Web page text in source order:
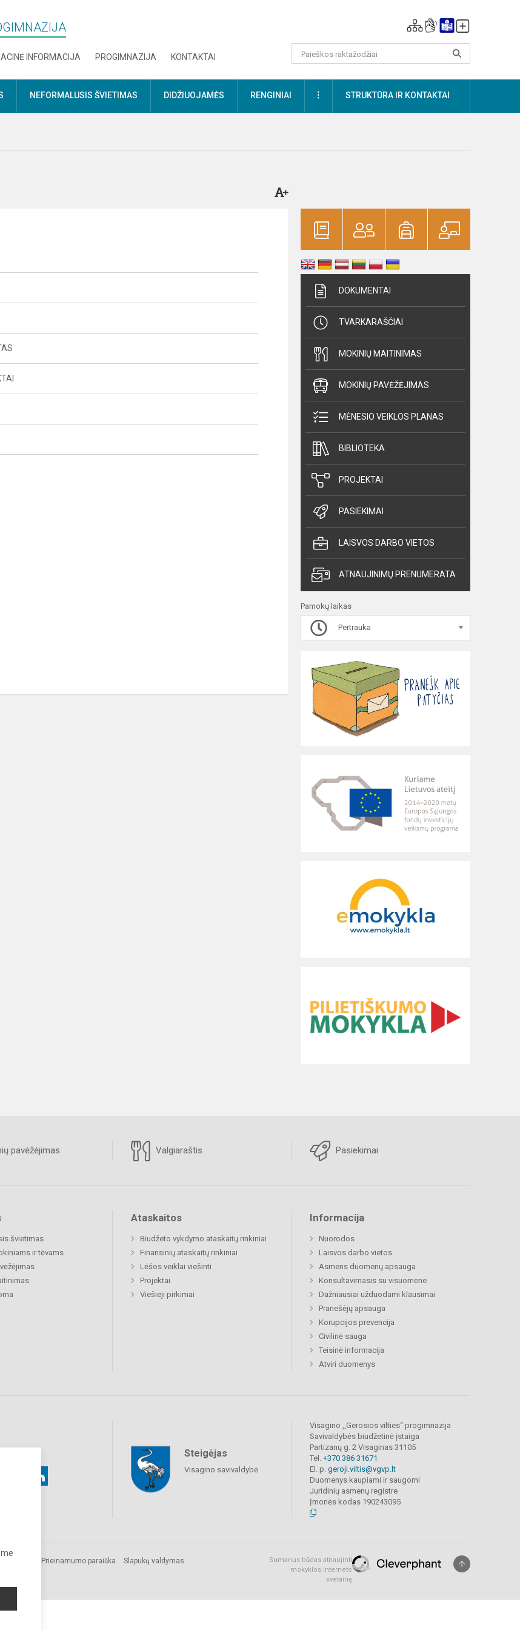
INFORMACIJA PROGIMNAZIJA KONTAKTAI
NEFORMALUSIS ŠVIETIMAS DIDŽIUOJAMĖS RENGINIAI DAUGIAUSTRUKTŪRA IR KONTAKTAI
DOKUMENTAI
TVARKARAŠČIAI
MOKINIŲ MAITINIMAS
MOKINIŲ PAVĖŽĖJIMAS
MĖNESIO VEIKLOS PLANAS
BIBLIOTEKA
PROJEKTAI
PASIEKIMAI
LAISVOS DARBO VIETOS
ATNAUJINIMŲ PRENUMERATA
Pamokų laikas
Pertrauka
pavėžėjimas Valgiaraštis Pasiekimai
švietimas
ir tėvams
Ataskaitos
Biudžeto vykdymo ataskaitų rinkiniai
Finansinių ataskaitų rinkiniai
Lėšos veiklai viešinti
Projektai
Viešieji pirkimai
Informacija
Nuorodos
Laisvos darbo vietos
Asmens duomenų apsauga
Konsultavimasis su visuomene
Dažniausiai užduodami klausimai
Pranešėjų apsauga
Korupcijos prevencija
Civilinė sauga
Teisinė informacija
Atviri duomenys
Steigėjas
Visagino savivaldybė
Visagino ,,Gerosios vilties“ progimnazija
Savivaldybės biudžetinė įstaiga
Partizanų g. 2 Visaginas 31105
Tel. +370 386 31671
El. p. geroji.viltis@vgvp.lt
Duomenys kaupiami ir saugomi
Juridinių asmenų registre
Įmonės kodas 190243095
Prieinamumo paraiška Slapukų valdymas
Sumanus būdas atnaujinti
mokyklos interneto
svetainę